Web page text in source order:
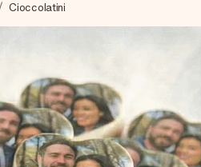
potrai consegnarlo al momento
Cioccolatini